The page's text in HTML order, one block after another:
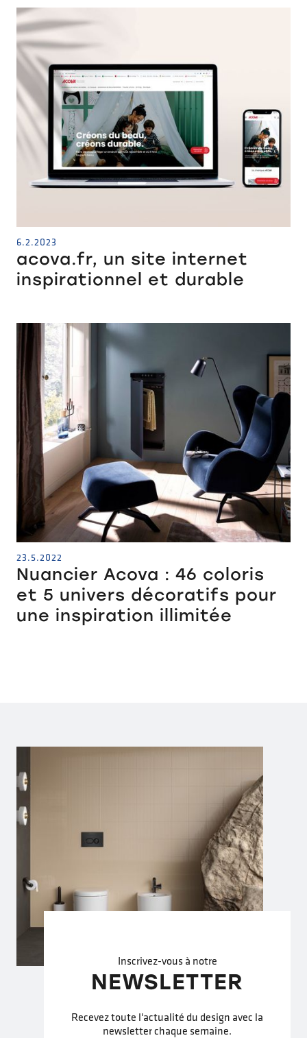
6.2.2023
acova.fr, un site internet
inspirationnel et durable
23.5.2022
Nuancier Acova : 46 coloris
et 5 univers décoratifs pour
une inspiration illimitée
Inscrivez-vous à notre
NEWSLETTER
Recevez toute l'actualité du design avec la
newsletter chaque semaine.